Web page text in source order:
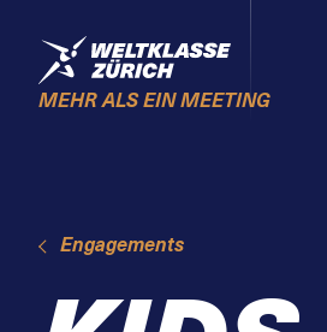
Home
MEHR ALS EIN MEETING
Engagements